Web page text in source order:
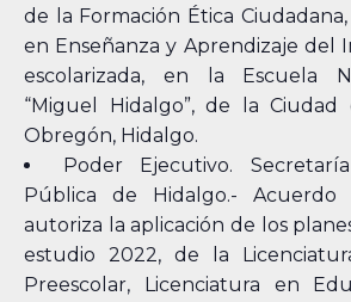
de la Formación Ética
en Enseñanza y Aprendizaje del
escolarizada, en la Escuela
“Miguel Hidalgo”, de la
Obregón, Hidalgo.
Poder Ejecutivo.
Pública de Hidalgo.-
autoriza la aplicación de los
estudio 2022, de la
Preescolar, Licenciatura en